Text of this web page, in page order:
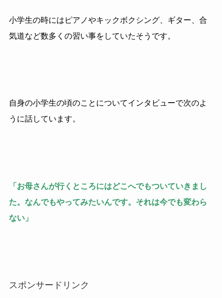
小学生の時にはピアノやキックボクシング、ギター、合
気道など数多くの習い事をしていたそうです。
自身の小学生の頃のことについてインタビューで次のよ
うに話しています。
「お母さんが行くところにはどこへでもついていきまし
た。なんでもやってみたいんです。それは今でも変わら
ない」
スポンサードリンク